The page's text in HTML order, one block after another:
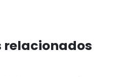
relacionados